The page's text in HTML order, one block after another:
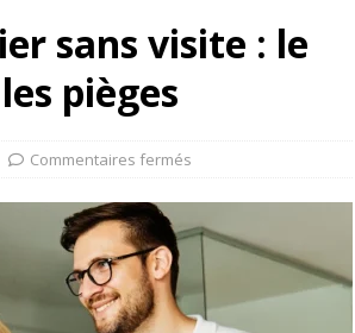
sans visite : le
pièges
Commentaires fermés